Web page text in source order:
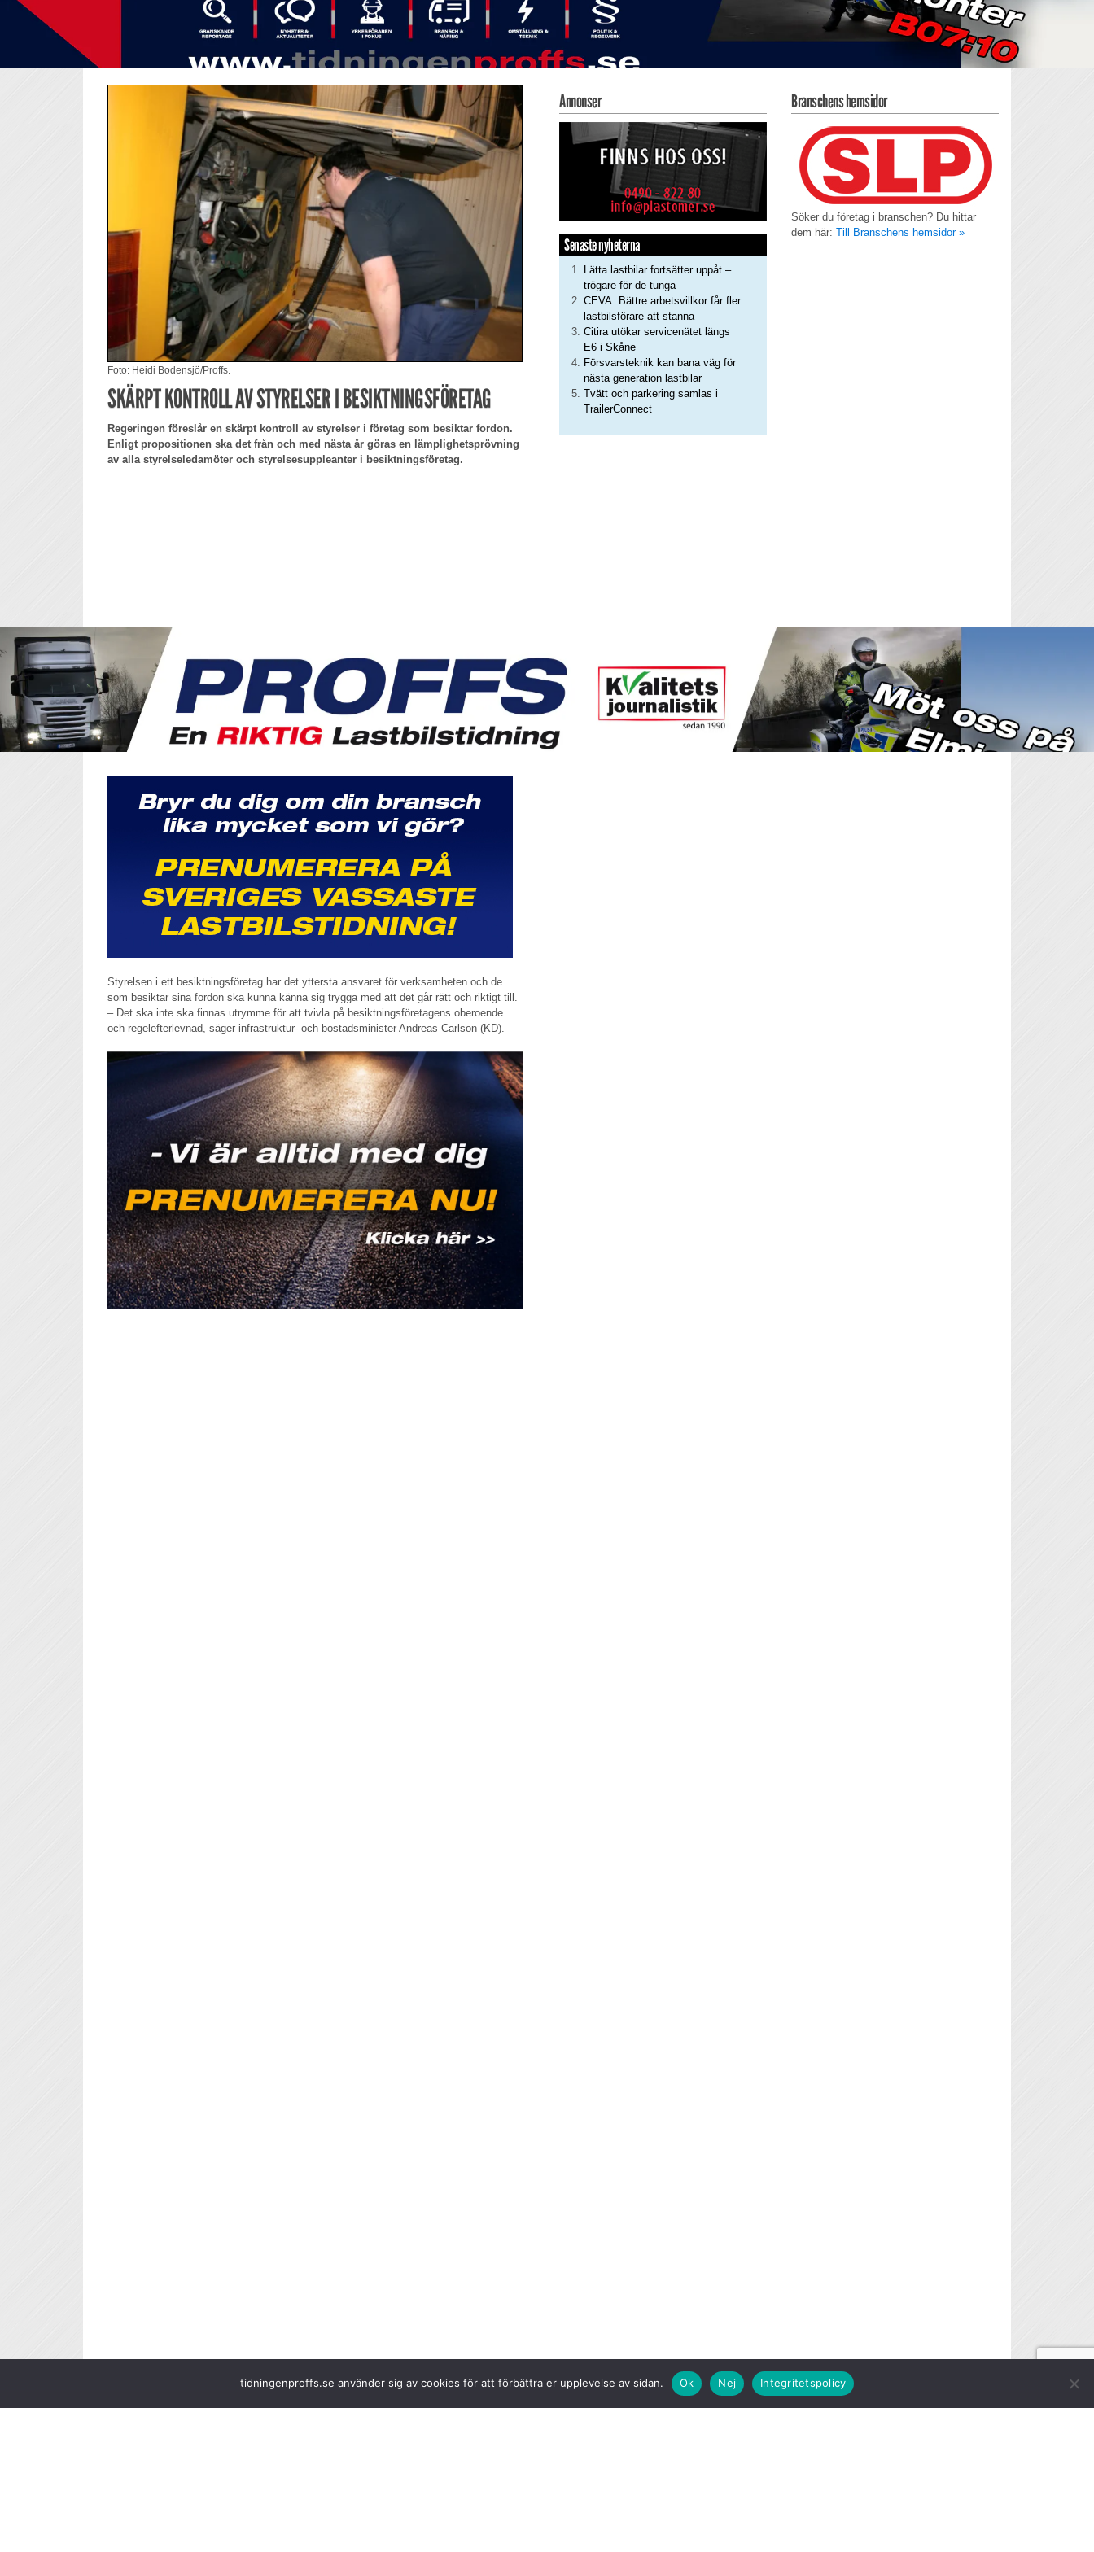
Foto: Heidi Bodensjö/Proffs.
SKÄRPT KONTROLL AV STYRELSER I BESIKTNINGSFÖRETAG
Regeringen föreslår en skärpt kontroll av styrelser i företag som besiktar fordon.
Enligt propositionen ska det från och med nästa år göras en lämplighetsprövning
av alla styrelseledamöter och styrelsesuppleanter i besiktningsföretag.
Styrelsen i ett besiktningsföretag har det yttersta ansvaret för verksamheten och de
som besiktar sina fordon ska kunna känna sig trygga med att det går rätt och riktigt till.
– Det ska inte ska finnas utrymme för att tvivla på besiktningsföretagens oberoende
och regelefterlevnad, säger infrastruktur- och bostadsminister Andreas Carlson (KD).
Annonser
Senaste nyheterna
Lätta lastbilar fortsätter uppåt –
trögare för de tunga
CEVA: Bättre arbetsvillkor får fler
lastbilsförare att stanna
Citira utökar servicenätet längs
E6 i Skåne
Försvarsteknik kan bana väg för
nästa generation lastbilar
Tvätt och parkering samlas i
TrailerConnect
Branschens hemsidor
Söker du företag i branschen? Du hittar
dem här: Till Branschens hemsidor »
tidningenproffs.se använder sig av cookies för att förbättra er upplevelse av sidan. Ok Nej Integritetspolicy